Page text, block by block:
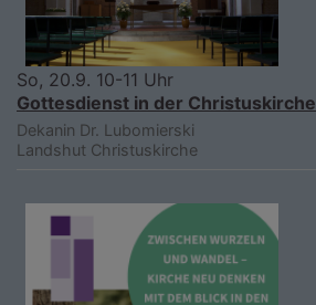
So, 20.9. 10-11 Uhr
Gottesdienst in der Christuskirche
Dekanin Dr. Lubomierski
Landshut Christuskirche